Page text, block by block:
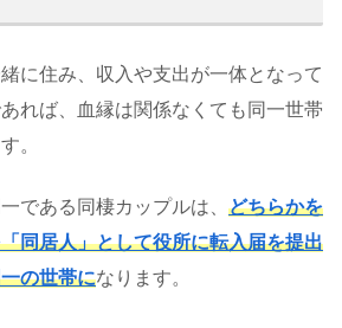
に住み、収入や支出が一体となって
れば、血縁は関係なくても同一世帯
。
である同棲カップルは、 どちらかを
同居人」として役所に転入届を提出
の世帯になります。